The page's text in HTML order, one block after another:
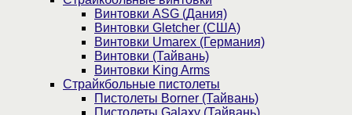
Винтовки ASG (Дания)
Винтовки Gletcher (США)
Винтовки Umarex (Германия)
Винтовки (Тайвань)
Винтовки King Arms
Страйкбольные пистолеты
Пистолеты Borner (Тайвань)